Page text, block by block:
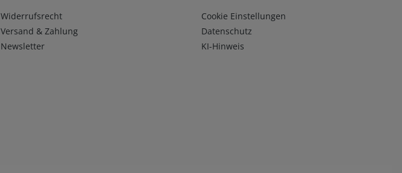
Infos 2
Widerrufsrecht
Versand & Zahlung
Newsletter
Infos 3
Cookie Einstellungen
Datenschutz
KI-Hinweis